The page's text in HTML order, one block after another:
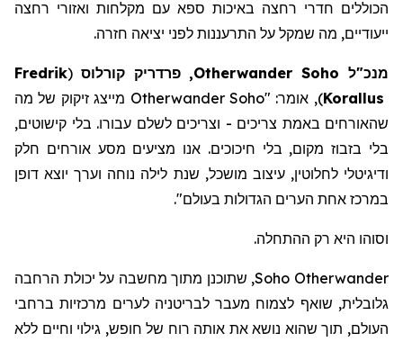
הכוללים חדרי רחצה באיכות ספא עם מקלחות ואזורי רחצה
ייעודיים, מה שמקל על התרעננות לפני יציאה חזרה.
מנכ"ל Otherwander Soho , פרדריקקורלוס (
Fredrik
Korallus
), אומר: "Otherwander Soho מייצג זיקוק של מה
שהאורחים באמת צריכים - וצריכים לשלם עבורו. בלי קישוטים,
בלי בזבוז מקום, בלי חיכוכים. אנו מציעים מסע אורחים חלק
ודיגיטלי לחלוטין, עיצוב מושכל, שנת לילה נוחה וערך יוצא דופן
במרכז אחת הערים הגדולות בעולם".
וסוהו היא רק ההתחלה.
Otherwander
Soho, שתוכנן מתוך מחשבה על יכולת הרחבה
גלובלית, שואף לצמוח מעבר לבריטניה לערים מרכזיות ברחבי
העולם, תוך שהוא נושא את אותה רוח של חופש, גילוי וחיים ללא